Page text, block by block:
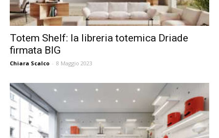
Totem Shelf: la libreria totemica Driade
firmata BIG
Chiara Scalco - 8 Maggio 2023